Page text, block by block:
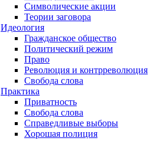
Символические акции
Теории заговора
Идеология
Гражданское общество
Политический режим
Право
Революция и контрреволюция
Свобода слова
Практика
Приватность
Свобода слова
Справедливые выборы
Хорошая полиция